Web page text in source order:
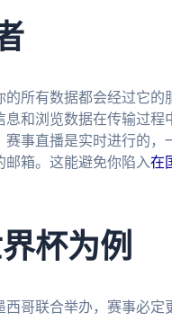
所有数据都会经过它的
和浏览数据在传输过程
事直播是实时进行的，
箱。这能避免你陷入在
杯为例
哥联合举办，赛事必定